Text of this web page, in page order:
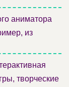
аниматора
из
творческие